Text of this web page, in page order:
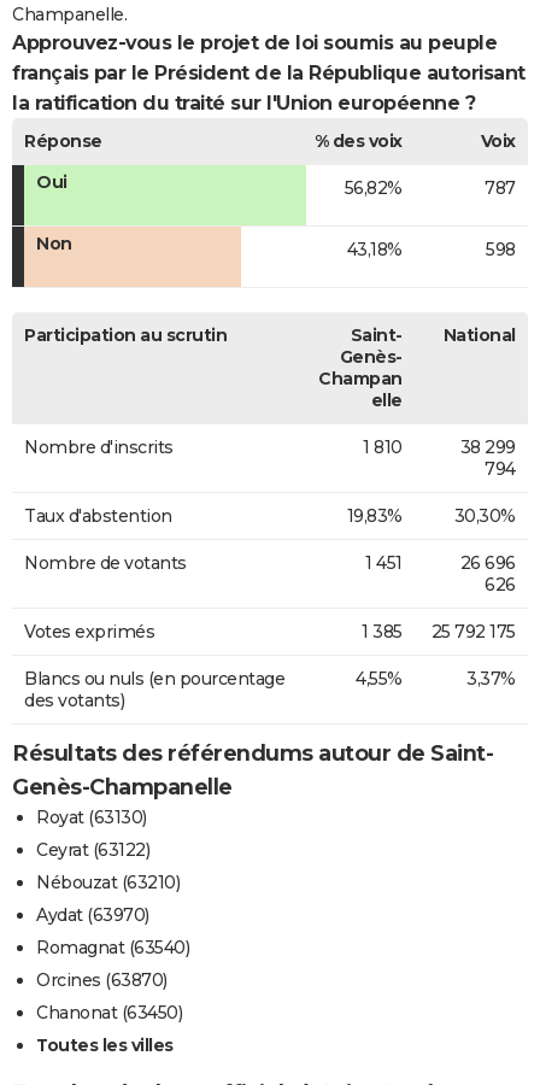
Champanelle.
Approuvez-vous le projet de loi soumis au peuple
français par le Président de la République autorisant
la ratification du traité sur l'Union européenne ?
Réponse % des voix
Voix
Oui
56,82% 787
Non 43,18% 598
Participation au scrutin
Saint-
Genès-
Champan
elle
National
Nombre d'inscrits 1 810
38 299
794
Taux d'abstention 19,83% 30,30%
Nombre de votants 1 451
26 696
626
Votes exprimés 1 385 25 792 175
Blancs ou nuls (en pourcentage
des votants)
4,55% 3,37%
Résultats des référendums autour de Saint-
Genès-Champanelle
Royat (63130)
Ceyrat (63122)
Nébouzat (63210)
Aydat (63970)
Romagnat (63540)
Orcines (63870)
Chanonat (63450)
Toutes les villes